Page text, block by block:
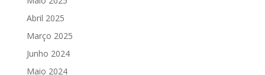
Abril 2025
Março 2025
Junho 2024
Maio 2024